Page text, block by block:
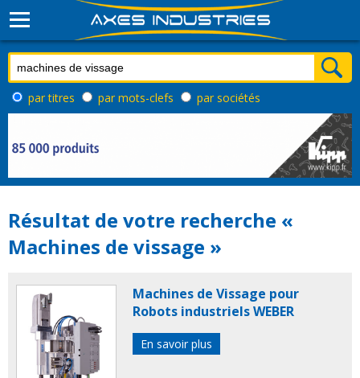
par titres par mots-clefs par sociétés
Résultat de votre recherche «
Machines de vissage »
Machines de Vissage pour
Robots industriels WEBER
En savoir plus